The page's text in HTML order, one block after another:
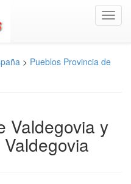
> Pueblos Provincia de
Valdegovia y